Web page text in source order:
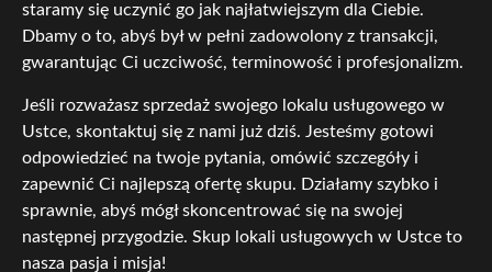
staramy się uczynić go jak najłatwiejszym dla Ciebie.
Dbamy o to, abyś był w pełni zadowolony z transakcji,
gwarantując Ci uczciwość, terminowość i profesjonalizm.
Jeśli rozważasz sprzedaż swojego lokalu usługowego w
Ustce, skontaktuj się z nami już dziś. Jesteśmy gotowi
odpowiedzieć na twoje pytania, omówić szczegóły i
zapewnić Ci najlepszą ofertę skupu. Działamy szybko i
sprawnie, abyś mógł skoncentrować się na swojej
następnej przygodzie. Skup lokali usługowych w Ustce to
nasza pasja i misja!